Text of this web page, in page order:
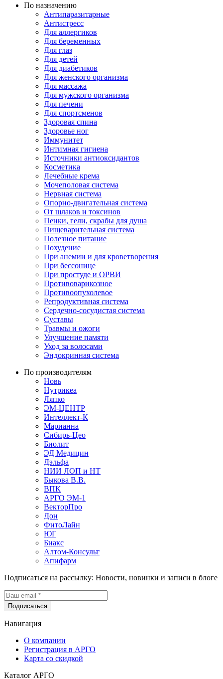
По назначению
Антипаразитарные
Антистресс
Для аллергиков
Для беременных
Для глаз
Для детей
Для диабетиков
Для женского организма
Для массажа
Для мужского организма
Для печени
Для спортсменов
Здоровая спина
Здоровье ног
Иммунитет
Интимная гигиена
Источники антиоксидантов
Косметика
Лечебные крема
Мочеполовая система
Нервная система
Опорно-двигательная система
От шлаков и токсинов
Пенки, гели, скрабы для душа
Пищеварительная система
Полезное питание
Похудение
При анемии и для кроветворения
При бессонице
При простуде и ОРВИ
Противоварикозное
Противоопухолевое
Репродуктивная система
Сердечно-сосудистая система
Суставы
Травмы и ожоги
Улучшение памяти
Уход за волосами
Эндокринная система
По производителям
Новь
Нутрикеа
Ляпко
ЭМ-ЦЕНТР
Интеллект-К
Марианна
Сибирь-Цео
Биолит
ЭД Медицин
Дэльфа
НИИ ЛОП и НТ
Быкова В.В.
ВПК
АРГО ЭМ-1
ВекторПро
Дон
ФитоЛайн
ЮГ
Биакс
Алтом-Консульт
Апифарм
Подписаться на рассылку: Новости, новинки и записи в блоге
Навигация
О компании
Регистрация в АРГО
Карта со скидкой
Каталог АРГО